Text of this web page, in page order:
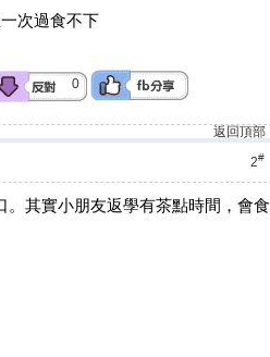
次過食不下
0
返回頂部
2#
其實小朋友返學有茶點時間，會食